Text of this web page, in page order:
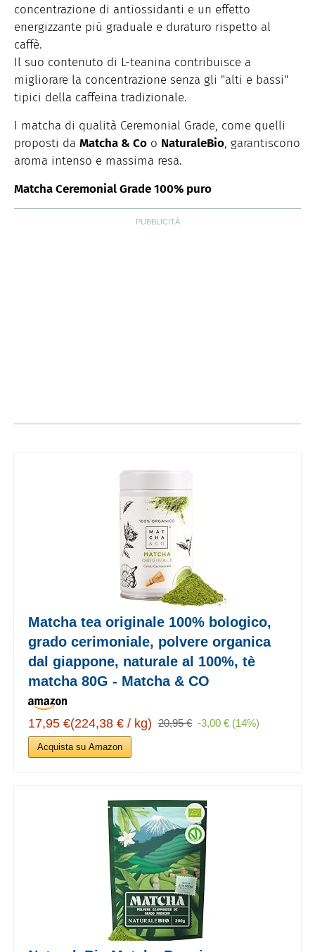
concentrazione di antiossidanti e un effetto
energizzante più graduale e duraturo rispetto al
caffè.
Il suo contenuto di L-teanina contribuisce a
migliorare la concentrazione senza gli "alti e bassi"
tipici della caffeina tradizionale.
I matcha di qualità Ceremonial Grade, come quelli
proposti da Matcha & Co o NaturaleBio, garantiscono
aroma intenso e massima resa.
Matcha Ceremonial Grade 100% puro
Matcha tea originale 100% bologico,
grado cerimoniale, polvere organica
dal giappone, naturale al 100%, tè
matcha 80G - Matcha & CO
17,95 €(224,38 € / kg) 20,95 € -3,00 € (14%)
Acquista su Amazon